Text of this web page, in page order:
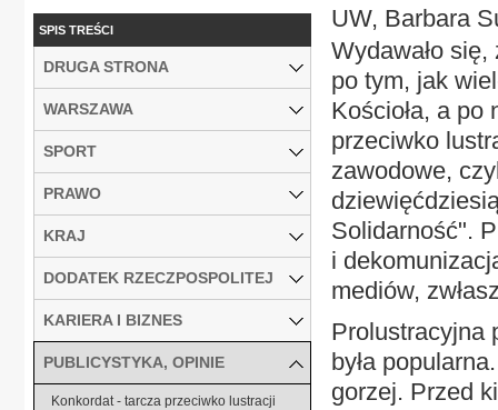
UW, Barbara
Wydawało
po tym, jak
Kościoła, a
przeciwko
zawodowe,
Solidarność".
i
mediów,
Prolustracyjna
była
gorzej. Przed
SPIS TREŚCI
DRUGA STRONA
WARSZAWA
SPORT
PRAWO
KRAJ
DODATEK RZECZPOSPOLITEJ
KARIERA I BIZNES
PUBLICYSTYKA, OPINIE
Konkordat - tarcza przeciwko lustracji